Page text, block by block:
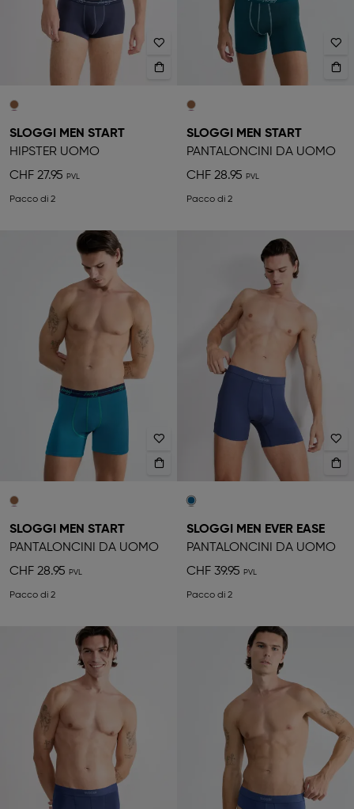
SLOGGI MEN START
HIPSTER UOMO
CHF 27.95
Pacco di 2
SLOGGI MEN START
PANTALONCINI DA UOMO
CHF 28.95
Pacco di 2
SLOGGI MEN START
PANTALONCINI DA UOMO
CHF 28.95
Pacco di 2
SLOGGI MEN EVER EASE
PANTALONCINI DA UOMO
CHF 39.95
Pacco di 2